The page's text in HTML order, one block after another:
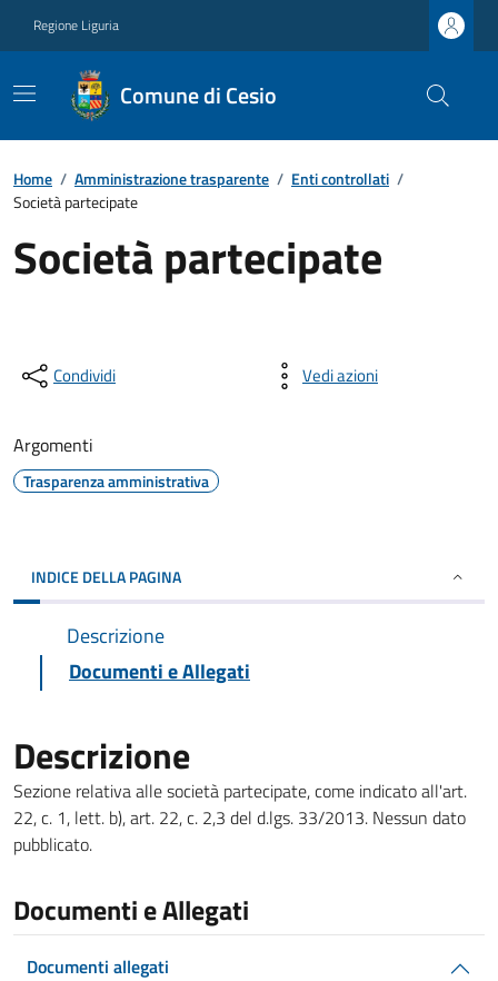
Regione Liguria
Comune di Cesio
Home / Amministrazione trasparente / Enti controllati /
Società partecipate
Società partecipate
Condividi Vedi azioni
Argomenti
Trasparenza amministrativa
INDICE DELLA PAGINA
Descrizione
Documenti e Allegati
Descrizione
Sezione relativa alle società partecipate, come indicato all'art.
22, c. 1, lett. b), art. 22, c. 2,3 del d.lgs. 33/2013. Nessun dato
pubblicato.
Documenti e Allegati
Documenti allegati